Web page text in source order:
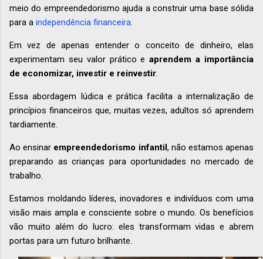
meio do empreendedorismo ajuda a construir uma base sólida
para a independência financeira.
Em vez de apenas entender o conceito de dinheiro, elas
experimentam seu valor prático eaprendem a importância
de economizar, investir e reinvestir.
Essa abordagem lúdica e prática facilita a internalização de
princípios financeiros que, muitas vezes, adultos só aprendem
tardiamente.
Ao ensinar empreendedorismo infantil, não estamos apenas
preparando as crianças para oportunidades no mercado de
trabalho.
Estamos moldando líderes, inovadores e indivíduos com uma
visão mais ampla e consciente sobre o mundo. Os benefícios
vão muito além do lucro: eles transformam vidas e abrem
portas para um futuro brilhante.